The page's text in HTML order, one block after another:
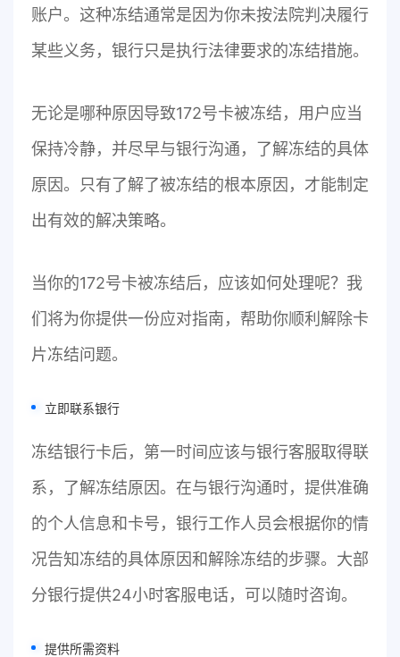
账户。这种冻结通常是因为你未按法院判决履行
某些义务，银行只是执行法律要求的冻结措施。
无论是哪种原因导致172号卡被冻结，用户应当
保持冷静，并尽早与银行沟通，了解冻结的具体
原因。只有了解了被冻结的根本原因，才能制定
出有效的解决策略。
当你的172号卡被冻结后，应该如何处理呢？我
们将为你提供一份应对指南，帮助你顺利解除卡
片冻结问题。
立即联系银行
冻结银行卡后，第一时间应该与银行客服取得联
系，了解冻结原因。在与银行沟通时，提供准确
的个人信息和卡号，银行工作人员会根据你的情
况告知冻结的具体原因和解除冻结的步骤。大部
分银行提供24小时客服电话，可以随时咨询。
提供所需资料